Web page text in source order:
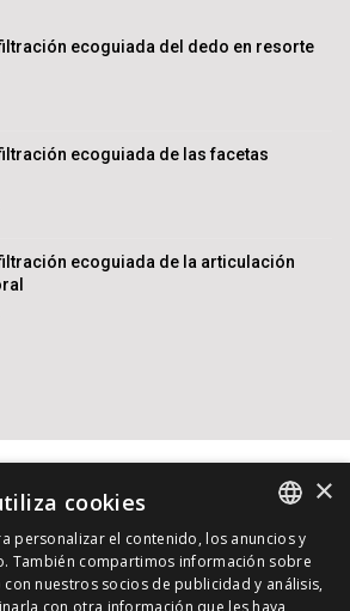
ecoguiada del dedo en resorte
ecoguiada de las facetas
ecoguiada de la articulación
Jiménez. Reservados todos los
SPANISH
INGLES
×
cookies
personalizar el contenido, los anuncios y
También compartimos información sobre
nuestros socios de publicidad y análisis,
con otra información que les haya